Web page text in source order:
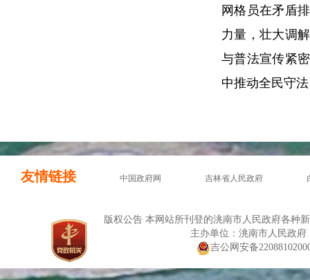
网格员在矛盾
力量，壮大调
与普法宣传紧
中推动全民守
友情链接 中国政府网 吉林省人民政府
版权公告 本网站所刊登的洮南市人民政府各种
主办单位：洮南市人民政
吉公网安备